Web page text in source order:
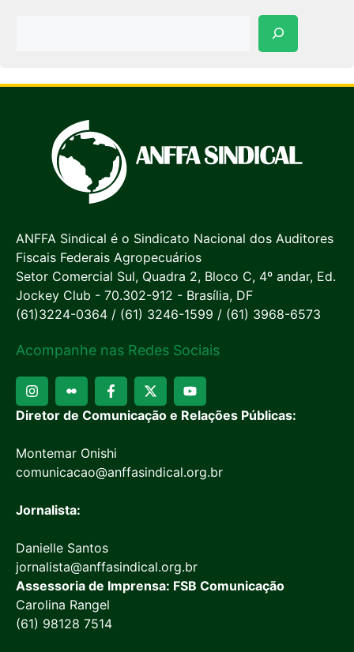
ANFFA Sindical é o Sindicato Nacional dos Auditores
Fiscais Federais Agropecuários
Setor Comercial Sul, Quadra 2, Bloco C, 4º andar, Ed.
Jockey Club - 70.302-912 - Brasília, DF
(61)3224-0364 / (61) 3246-1599 / (61) 3968-6573
Acompanhe nas Redes Sociais
Diretor de Comunicação e Relações Públicas:
Montemar Onishi
comunicacao@anffasindical.org.br
Jornalista:
Danielle Santos
jornalista@anffasindical.org.br
Assessoria de Imprensa: FSB Comunicação
Carolina Rangel
(61) 98128 7514